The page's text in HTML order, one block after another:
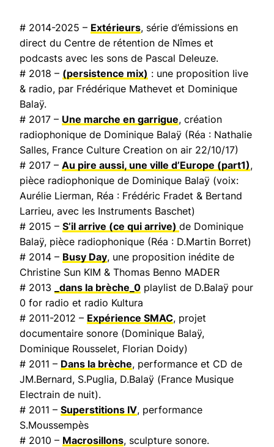
# 2014-2025 – Extérieurs, série d’émissions en
direct du Centre de rétention de Nîmes et
podcasts avec les sons de Pascal Deleuze.
# 2018 – (persistence mix) : une proposition live
& radio, par Frédérique Mathevet et Dominique
Balaÿ.
# 2017 – Une marche en garrigue, création
radiophonique de Dominique Balaÿ (Réa : Nathalie
Salles, France Culture Creation on air 22/10/17)
# 2017 – Au pire aussi, une ville d’Europe (part1),
pièce radiophonique de Dominique Balaÿ (voix:
Aurélie Lierman, Réa : Frédéric Fradet & Bertand
Larrieu, avec les Instruments Baschet)
# 2015 – S’il arrive (ce qui arrive) de Dominique
Balaÿ, pièce radiophonique (Réa : D.Martin Borret)
# 2014 – Busy Day, une proposition inédite de
Christine Sun KIM & Thomas Benno MADER
# 2013
_dans la brèche_0 playlist de D.Balaÿ pour
0 for radio et radio Kultura
# 2011-2012 – Expérience SMAC, projet
documentaire sonore (Dominique Balaÿ,
Dominique Rousselet, Florian Doidy)
# 2011 – Dans la brèche, performance et CD de
JM.Bernard, S.Puglia, D.Balaÿ (France Musique
Electrain de nuit).
# 2011 – Superstitions IV, performance
S.Moussempès
# 2010 – Macrosillons, sculpture sonore.